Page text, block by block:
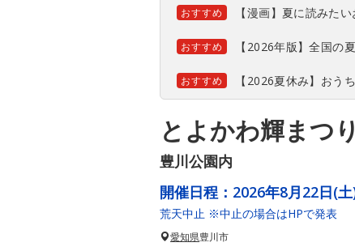
おすすめ 【漫画】夏に読みた
おすすめ 【2026年版】全国の
おすすめ 【2026夏休み】おう
とよかわ輝まつ
豊川公園内
開催日程： 2026年8月22日(
荒天中止 ※中止の場合はHPで発表
愛知県豊川市